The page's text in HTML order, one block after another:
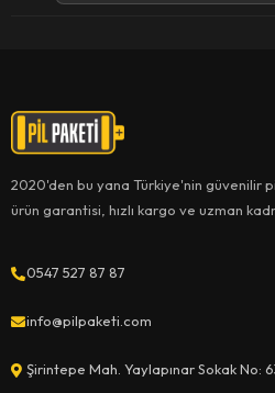
2020'den bu yana Türkiye'nin güvenilir
ürün garantisi, hızlı kargo ve uzman
0547 527 87 87
info@pilpaketi.com
Şirintepe Mah. Yaylapınar Sokak No: